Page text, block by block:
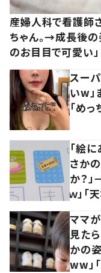
産婦人科で看護師
ちゃん。→成長後の
のお目目で可愛い」
スー
いw」
「め
「絵
さか
か？
ｗ」「
ママ
見た
かの
ww」